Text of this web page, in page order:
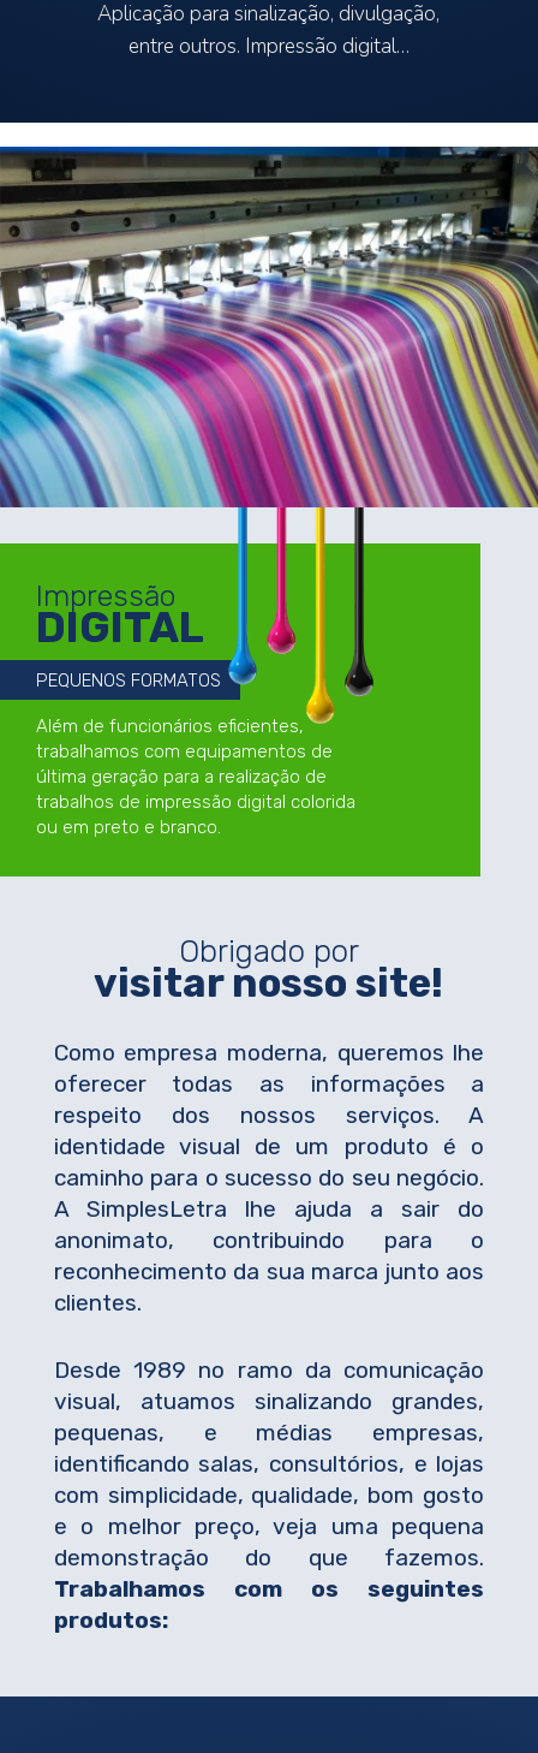
Aplicação para sinalização, divulgação,
entre outros. Impressão digital…
Impressão
DIGITAL
PEQUENOS FORMATOS
Além de funcionários eficientes,
trabalhamos com equipamentos de
última geração para a realização de
trabalhos de impressão digital colorida
ou em preto e branco.
Obrigado por
visitar nosso site!
Como empresa moderna, queremos lhe
oferecer todas as informações a
respeito dos nossos serviços. A
identidade visual de um produto é o
caminho para o sucesso do seu negócio.
A SimplesLetra lhe ajuda a sair do
anonimato, contribuindo para o
reconhecimento da sua marca junto aos
clientes.
Desde 1989 no ramo da comunicação
visual, atuamos sinalizando grandes,
pequenas, e médias empresas,
identificando salas, consultórios, e lojas
com simplicidade, qualidade, bom gosto
e o melhor preço, veja uma pequena
demonstração do que fazemos.
Trabalhamos com os seguintes
produtos: